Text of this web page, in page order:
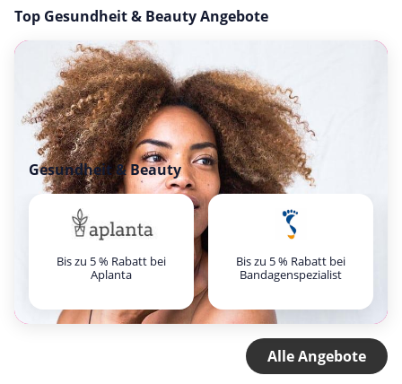
Top Gesundheit & Beauty Angebote
Gesundheit & Beauty
Bis zu 5 % Rabatt bei
Aplanta
Bis zu 5 % Rabatt bei
Bandagenspezialist
Alle Angebote